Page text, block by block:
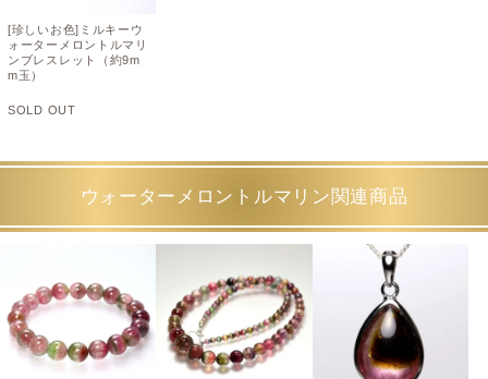
[珍しいお色]ミルキーウ
ォーターメロントルマリ
ンブレスレット（約9m
m玉）
SOLD OUT
ウォーターメロントルマリン関連商品